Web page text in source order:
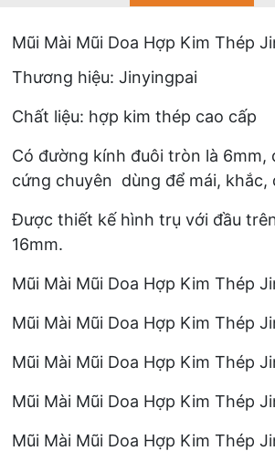
Mũi Mài Mũi Doa Hợp Kim Thép
Thương hiệu: Jinyingpai
Chất liệu: hợp kim thép cao cấp
Có đường kính đuôi tròn là
cứng chuyên dùng để mái, khắc,
Được thiết kế hình trụ với đầu
16mm.
Mũi Mài Mũi Doa Hợp Kim Thép
Mũi Mài Mũi Doa Hợp Kim Thép
Mũi Mài Mũi Doa Hợp Kim Thép
Mũi Mài Mũi Doa Hợp Kim Thép
Mũi Mài Mũi Doa Hợp Kim Thép